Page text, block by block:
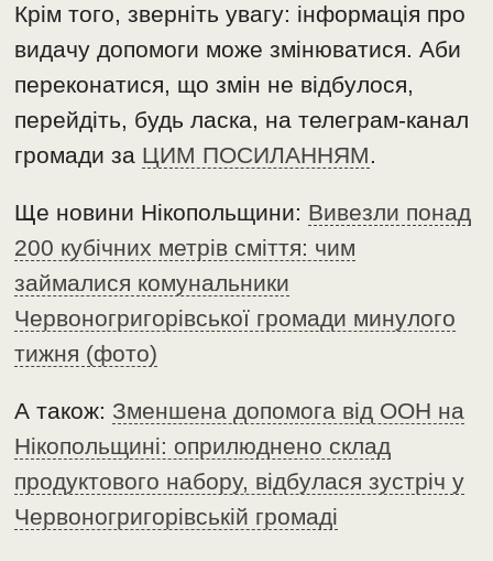
Крім того, зверніть увагу: інформація про
видачу допомоги може змінюватися. Аби
переконатися, що змін не відбулося,
перейдіть, будь ласка, на телеграм-канал
громади за ЦИМ ПОСИЛАННЯМ.
Ще новини Нікопольщини: Вивезли понад
200 кубічних метрів сміття: чим
займалися комунальники
Червоногригорівської громади минулого
тижня (фото)
А також: Зменшена допомога від ООН на
Нікопольщині: оприлюднено склад
продуктового набору, відбулася зустріч у
Червоногригорівській громаді